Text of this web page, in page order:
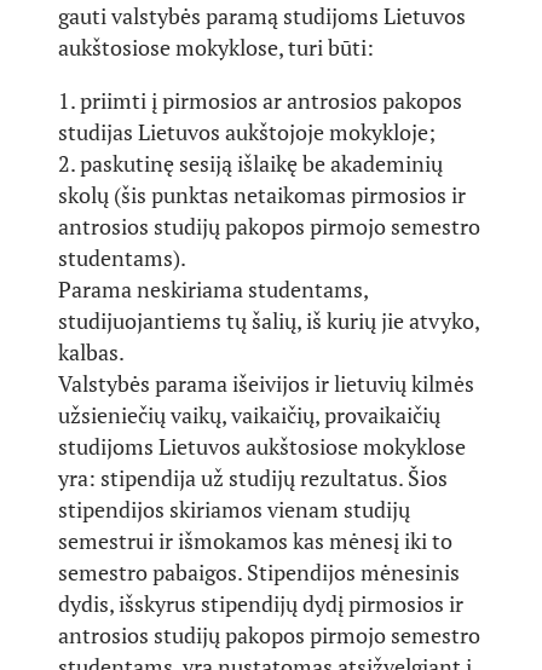
gauti valstybės paramą studijoms Lietuvos
aukštosiose mokyklose, turi būti:
1. priimti į pirmosios ar antrosios pakopos
studijas Lietuvos aukštojoje mokykloje;
2. paskutinę sesiją išlaikę be akademinių
skolų (šis punktas netaikomas pirmosios ir
antrosios studijų pakopos pirmojo semestro
studentams).
Parama neskiriama studentams,
studijuojantiems tų šalių, iš kurių jie atvyko,
kalbas.
Valstybės parama išeivijos ir lietuvių kilmės
užsieniečių vaikų, vaikaičių, provaikaičių
studijoms Lietuvos aukštosiose mokyklose
yra: stipendija už studijų rezultatus. Šios
stipendijos skiriamos vienam studijų
semestrui ir išmokamos kas mėnesį iki to
semestro pabaigos. Stipendijos mėnesinis
dydis, išskyrus stipendijų dydį pirmosios ir
antrosios studijų pakopos pirmojo semestro